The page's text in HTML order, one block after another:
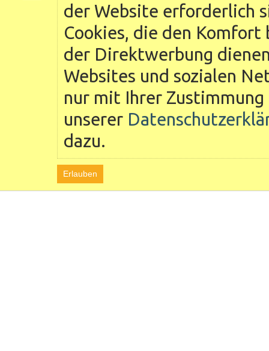
der Website erforderlich
Cookies, die den
der Direktwerbung
Websites und sozialen
nur mit Ihrer
unserer
dazu.
Erlauben